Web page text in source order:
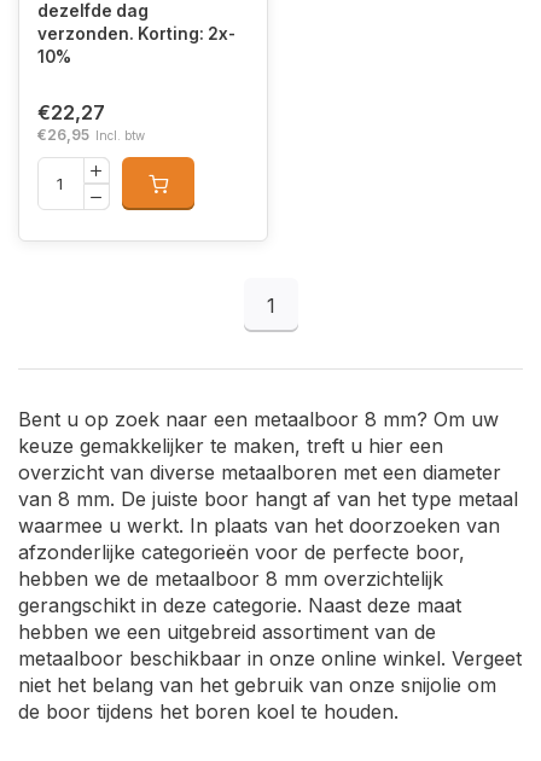
dezelfde dag
verzonden. Korting: 2x-
10%
€22,27
€26,95 Incl. btw
1
Bent u op zoek naar een metaalboor 8 mm? Om uw
keuze gemakkelijker te maken, treft u hier een
overzicht van diverse metaalboren met een diameter
van 8 mm. De juiste boor hangt af van het type metaal
waarmee u werkt. In plaats van het doorzoeken van
afzonderlijke categorieën voor de perfecte boor,
hebben we de metaalboor 8 mm overzichtelijk
gerangschikt in deze categorie. Naast deze maat
hebben we een uitgebreid assortiment van de
metaalboor beschikbaar in onze online winkel. Vergeet
niet het belang van het gebruik van onze snijolie om
de boor tijdens het boren koel te houden.